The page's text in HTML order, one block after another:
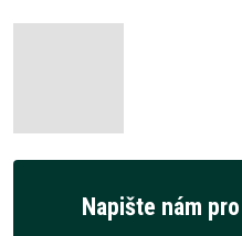
Napište nám